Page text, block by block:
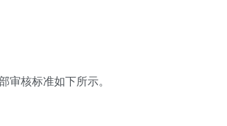
核标准如下所示。